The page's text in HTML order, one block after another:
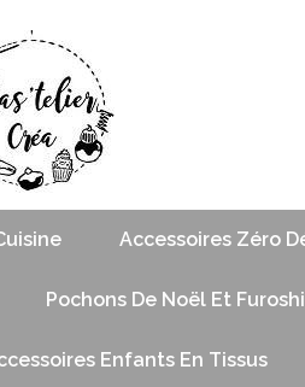
Accessoires Zéro
Pochons De Noël Et
Enfants En Tissus